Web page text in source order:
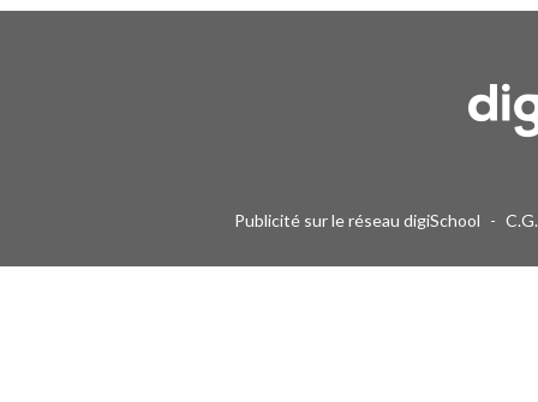
Publicité sur le réseau digiSchool -